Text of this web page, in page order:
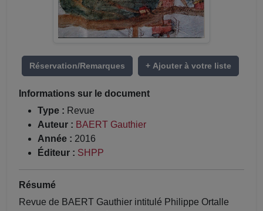
Réservation/Remarques + Ajouter à votre liste
Informations sur le document
Type : Revue
Auteur : BAERT Gauthier
Année : 2016
Éditeur : SHPP
Résumé
Revue de BAERT Gauthier intitulé Philippe Ortalle